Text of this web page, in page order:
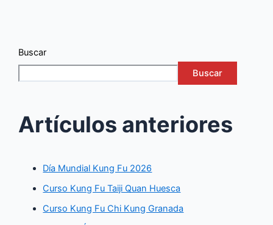
Buscar
Buscar
Artículos anteriores
Día Mundial Kung Fu 2026
Curso Kung Fu Taiji Quan Huesca
Curso Kung Fu Chi Kung Granada